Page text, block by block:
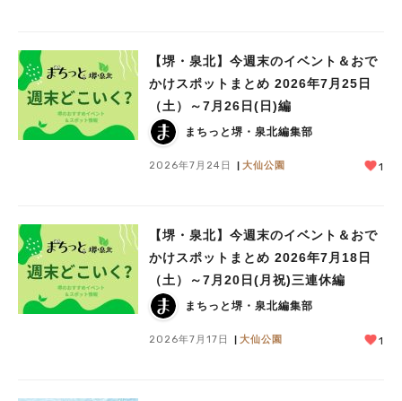
【堺・泉北】今週末のイベント＆おで
かけスポットまとめ 2026年7月25日
（土）～7月26日(日)編
まちっと堺・泉北編集部
2026年7月24日 大仙公園 1
【堺・泉北】今週末のイベント＆おで
かけスポットまとめ 2026年7月18日
（土）～7月20日(月祝)三連休編
まちっと堺・泉北編集部
2026年7月17日 大仙公園 1